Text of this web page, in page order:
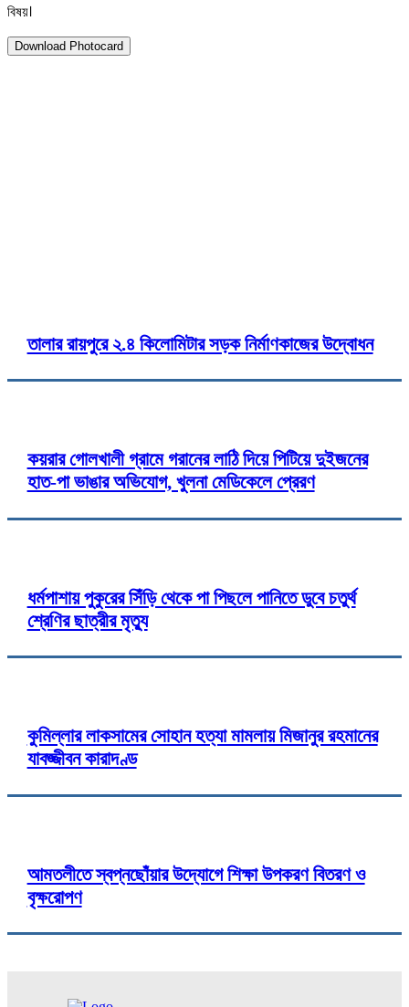
বিষয়।
Download Photocard
তালার রায়পুরে ২.৪ কিলোমিটার সড়ক নির্মাণকাজের উদ্বোধন
কয়রার গোলখালী গ্রামে গরানের লাঠি দিয়ে পিটিয়ে দুইজনের
হাত-পা ভাঙার অভিযোগ, খুলনা মেডিকেলে প্রেরণ
ধর্মপাশায় পুকুরের সিঁড়ি থেকে পা পিছলে পানিতে ডুবে চতুর্থ
শ্রেণির ছাত্রীর মৃত্যু
কুমিল্লার লাকসামের সোহান হত্যা মামলায় মিজানুর রহমানের
যাবজ্জীবন কারাদণ্ড
আমতলীতে স্বপ্নছোঁয়ার উদ্যোগে শিক্ষা উপকরণ বিতরণ ও
বৃক্ষরোপণ